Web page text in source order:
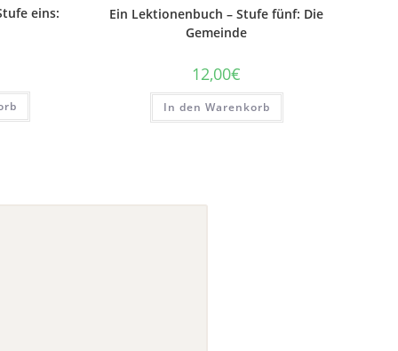
eins:
Ein Lektionenbuch – Stufe fünf: Die
Gemeinde
12,00€
In den Warenkorb